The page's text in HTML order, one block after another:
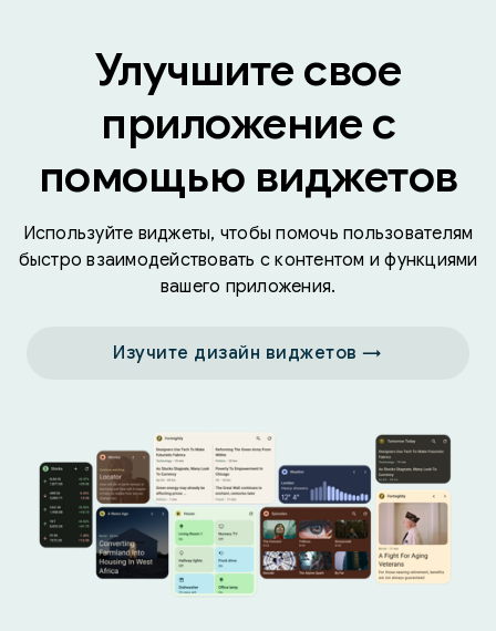
Улучшите свое
приложение с
помощью виджетов
Используйте виджеты, чтобы помочь пользователям
быстро взаимодействовать с контентом и функциями
вашего приложения.
Изучите дизайн виджетов →